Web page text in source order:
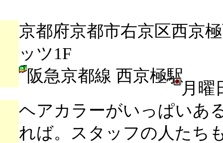
京都府京都市右京区西京
ッツ1F
阪急京都線 西京極駅
月曜
ヘアカラーがいっぱいあ
れば。スタッフの人たち